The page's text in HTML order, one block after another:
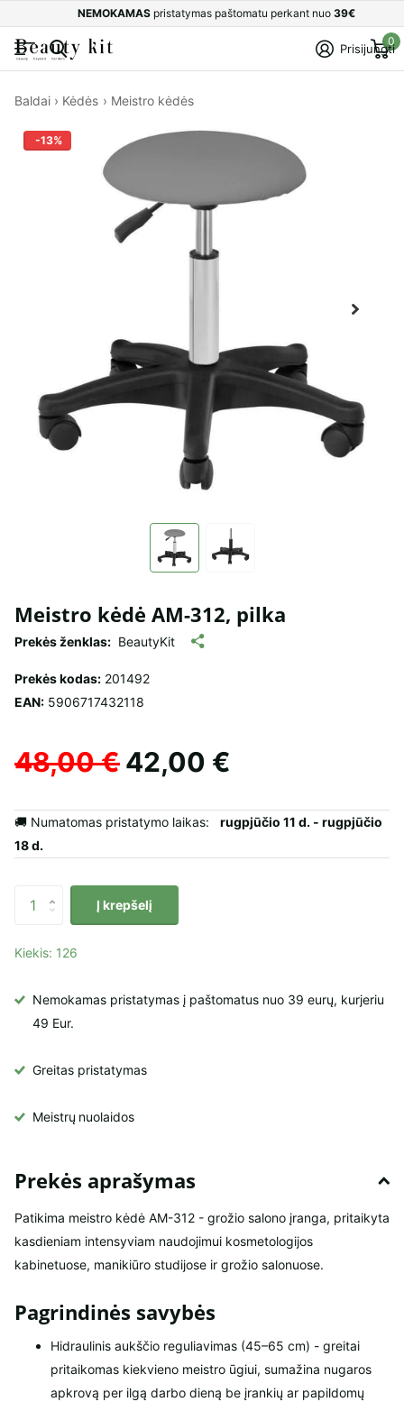
NEMOKAMAS pristatymas paštomatu perkant nuo 39€
Prisijungti
0
Baldai › Kėdės › Meistro kėdės
-13%
Meistro kėdė AM-312, pilka
Prekės ženklas: BeautyKit
Prekės kodas: 201492
EAN: 5906717432118
48,00 €42,00 €
🚚 Numatomas pristatymo laikas: rugpjūčio 11 d. - rugpjūčio
18 d.
Į krepšelį
Kiekis: 126
Nemokamas pristatymas į paštomatus nuo 39 eurų, kurjeriu
49 Eur.
Greitas pristatymas
Meistrų nuolaidos
Prekės aprašymas
Patikima meistro kėdė AM-312 - grožio salono įranga, pritaikyta
kasdieniam intensyviam naudojimui kosmetologijos
kabinetuose, manikiūro studijose ir grožio salonuose.
Pagrindinės savybės
Hidraulinis aukščio reguliavimas (45–65 cm) - greitai
pritaikomas kiekvieno meistro ūgiui, sumažina nugaros
apkrovą per ilgą darbo dieną be įrankių ar papildomų